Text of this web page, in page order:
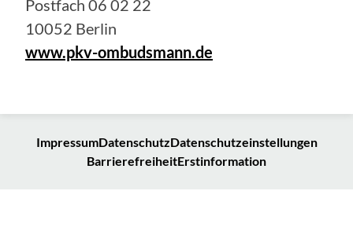
Postfach 06 02 22
10052 Berlin
www.pkv-ombudsmann.de
ImpressumDatenschutzDatenschutzeinstellungen
BarrierefreiheitErstinformation